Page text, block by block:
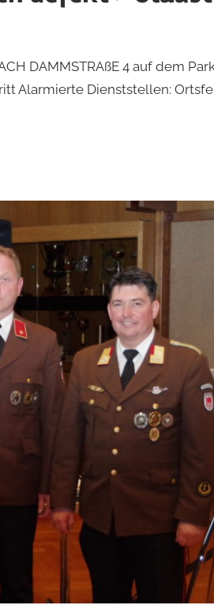
DAMMSTRAßE 4 auf dem
Alarmierte Dienststellen: